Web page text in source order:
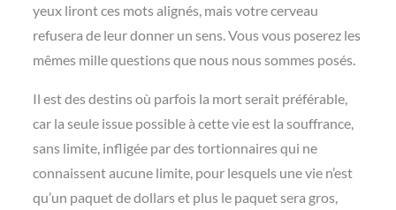
yeux liront ces mots alignés, mais votre cerveau
refusera de leur donner un sens. Vous vous poserez les
mêmes mille questions que nous nous sommes posés.
Il est des destins où parfois la mort serait préférable,
car la seule issue possible à cette vie est la souffrance,
sans limite, infligée par des tortionnaires qui ne
connaissent aucune limite, pour lesquels une vie n’est
qu’un paquet de dollars et plus le paquet sera gros,